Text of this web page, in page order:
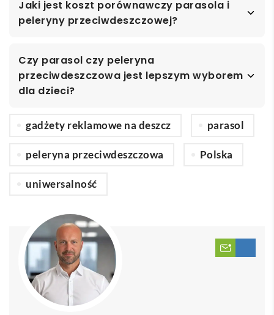
Jaki jest koszt porównawczy parasola i
peleryny przeciwdeszczowej?
Czy parasol czy peleryna
przeciwdeszczowa jest lepszym wyborem
dla dzieci?
gadżety reklamowe na deszcz parasol
peleryna przeciwdeszczowa Polska
uniwersalność